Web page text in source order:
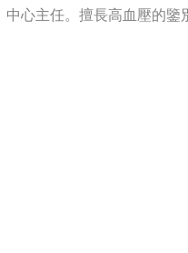
心主任。擅長高血壓的鑒